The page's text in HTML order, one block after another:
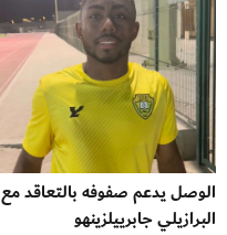
الوصل يدعم صفوفه بالتعاقد مع
البرازيلي جابرييلزينهو